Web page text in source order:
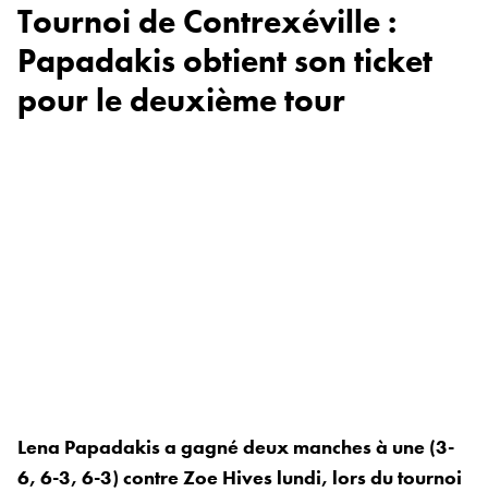
Tournoi de Contrexéville :
Papadakis obtient son ticket
pour le deuxième tour
Lena Papadakis a gagné deux manches à une (3-
6, 6-3, 6-3) contre Zoe Hives lundi, lors du tournoi